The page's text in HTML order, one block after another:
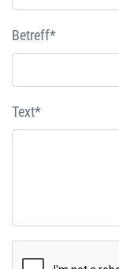
Betreff*
Text*